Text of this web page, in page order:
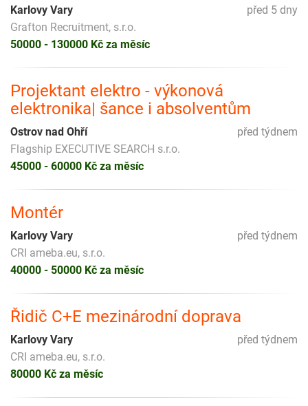
před 5 dny
Karlovy Vary
Grafton Recruitment, s.r.o.
50000 - 130000 Kč za měsíc
Projektant elektro - výkonová
elektronika| šance i absolventům
před týdnem
Ostrov nad Ohří
Flagship EXECUTIVE SEARCH s.r.o.
45000 - 60000 Kč za měsíc
Montér
před týdnem
Karlovy Vary
CRI ameba.eu, s.r.o.
40000 - 50000 Kč za měsíc
Řidič C+E mezinárodní doprava
před týdnem
Karlovy Vary
CRI ameba.eu, s.r.o.
80000 Kč za měsíc